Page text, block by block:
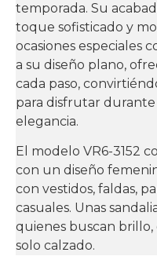
temporada. Su
toque sofisticado y
ocasiones especiales
a su diseño plano,
cada paso,
para disfrutar durante
elegancia.
El modelo VR6-3152
con un diseño
con vestidos, faldas,
casuales. Unas
quienes buscan
solo calzado.